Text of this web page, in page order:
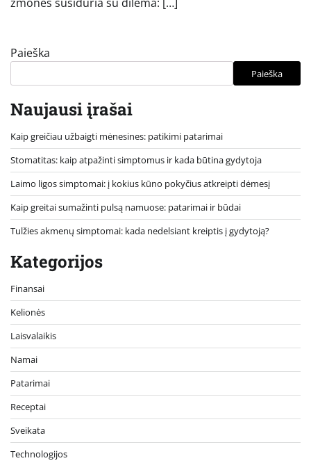
Paieška
Paieška
Naujausi įrašai
Kaip greičiau užbaigti mėnesines: patikimi patarimai
Stomatitas: kaip atpažinti simptomus ir kada būtina gydytoja
Laimo ligos simptomai: į kokius kūno pokyčius atkreipti dėmesį
Kaip greitai sumažinti pulsą namuose: patarimai ir būdai
Tulžies akmenų simptomai: kada nedelsiant kreiptis į gydytoją?
Kategorijos
Finansai
Kelionės
Laisvalaikis
Namai
Patarimai
Receptai
Sveikata
Technologijos